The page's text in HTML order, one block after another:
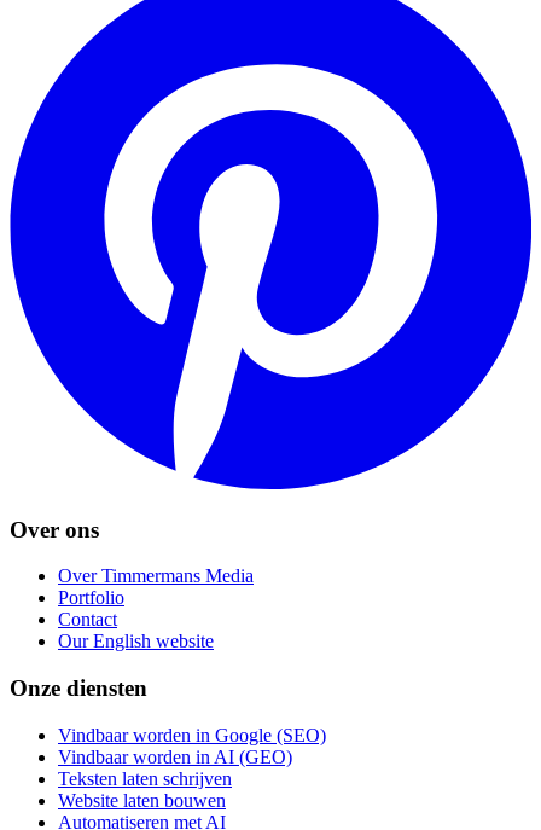
Over ons
Over Timmermans Media
Portfolio
Contact
Our English website
Onze diensten
Vindbaar worden in Google (SEO)
Vindbaar worden in AI (GEO)
Teksten laten schrijven
Website laten bouwen
Automatiseren met AI